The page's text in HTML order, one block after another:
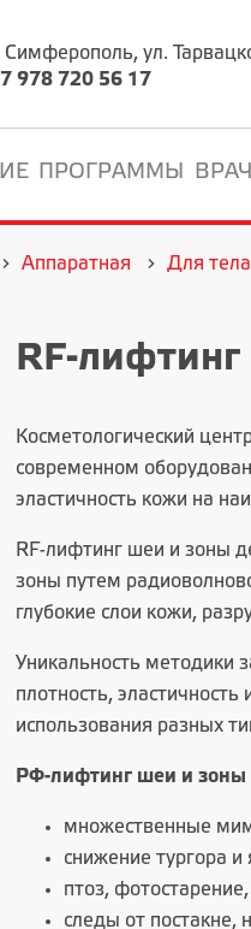
Симферополь, ул.
978 720 56 17
ПРОГРАММЫ
Аппаратная Для тела
RF-
Косметологический
современном
эластичность кожи на
RF-лифтинг шеи и зоны
зоны путем
глубокие слои кожи,
Уникальность методики
плотность,
использования разных
РФ-лифтинг шеи и зоны
множественные
снижение тургора
птоз,
следы от постакне,